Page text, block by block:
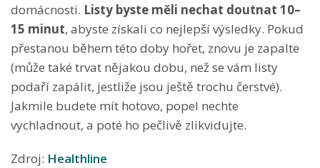
domácnosti. Listy byste měli nechat doutnat 10–
15 minut, abyste získali co nejlepší výsledky. Pokud
přestanou během této doby hořet, znovu je zapalte
(může také trvat nějakou dobu, než se vám listy
podaří zapálit, jestliže jsou ještě trochu čerstvé).
Jakmile budete mít hotovo, popel nechte
vychladnout, a poté ho pečlivě zlikvidujte.
Zdroj: Healthline